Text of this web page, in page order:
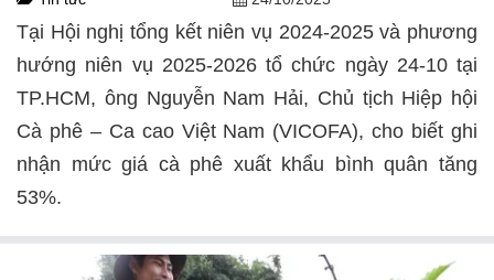
Tại Hội nghị tổng kết niên vụ 2024-2025 và phương
hướng niên vụ 2025-2026 tổ chức ngày 24-10 tại
TP.HCM, ông Nguyễn Nam Hải, Chủ tịch Hiệp hội
Cà phê – Ca cao Việt Nam (VICOFA), cho biết ghi
nhận mức giá cà phê xuất khẩu bình quân tăng
53%.